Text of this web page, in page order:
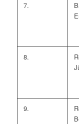
7.
8.
9.